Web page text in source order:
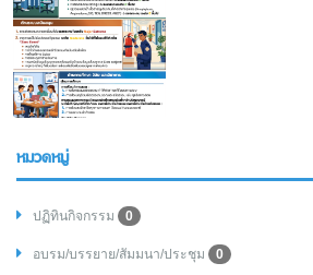
หมวดหมู่
ปฏิทินกิจกรรม 0
อบรม/บรรยาย/สัมมนา/ประชุม 0